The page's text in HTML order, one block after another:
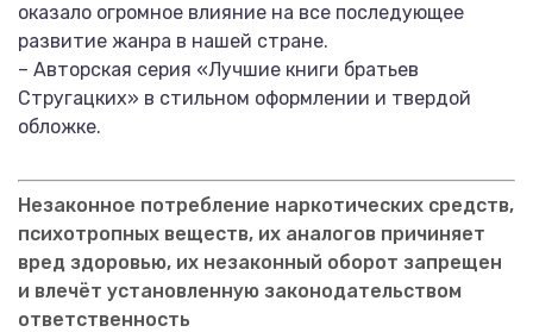
оказало огромное влияние на все последующее
развитие жанра в нашей стране.
– Авторская серия «Лучшие книги братьев
Стругацких» в стильном оформлении и твердой
обложке.
Незаконное потребление наркотических средств,
психотропных веществ, их аналогов причиняет
вред здоровью, их незаконный оборот запрещен
и влечёт установленную законодательством
ответственность